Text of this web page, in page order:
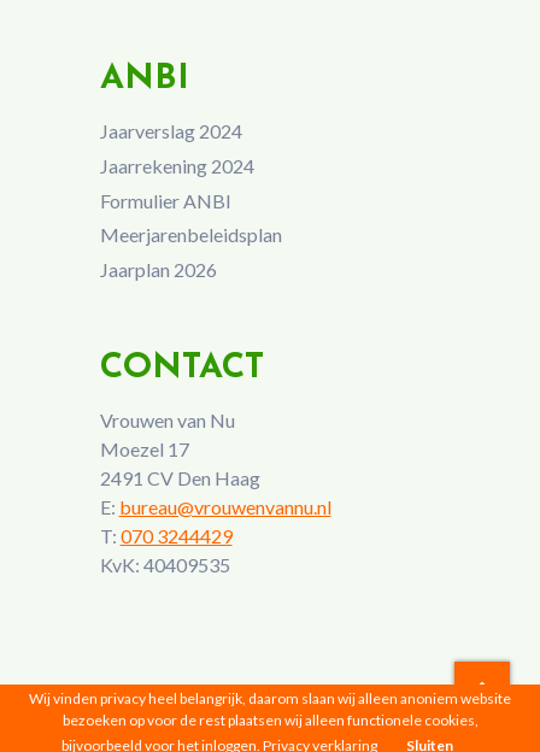
ANBI
Jaarverslag 2024
Jaarrekening 2024
Formulier ANBI
Meerjarenbeleidsplan
Jaarplan 2026
CONTACT
Vrouwen van Nu
Moezel 17
2491 CV Den Haag
E: bureau@vrouwenvannu.nl
T: 070 3244429
KvK: 40409535
Vrouwen van Nu © 2026 |Privacyverklaring
Wij vinden privacy heel belangrijk, daarom slaan wij alleen anoniem website
bezoeken op voor de rest plaatsen wij alleen functionele cookies,
bijvoorbeeld voor het inloggen. Privacy verklaring Sluiten